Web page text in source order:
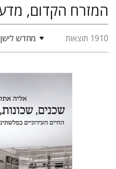
1910 תוצאות מחדש לישן
אליה אתקין